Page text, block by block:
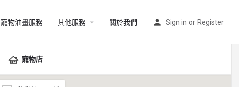
寵物油畫服務 其他服務 關於我們 Sign in or Register
寵物店